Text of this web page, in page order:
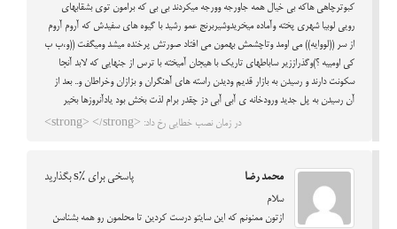
کبوترچاهی هاکه بی خیال همه جاورجه وورجه میکردند بی بی که برامون توی بشقابهای
رویی لوبیا شهری پخته وآماده میخریدوشیربرنج عمو رشید با گیوه های سفیدش که آروم آروم
از سر ((لووایه)) می اومد وتاچشمش بهمون می افتاد صورتش پرخنده میشد ومیگفت ((و،ب ب
کی اومییه ؟)وگذراززیر ساباطهای تاریک با هیجان آمیخته با ترس از جنهایی که لابد آنجا
سکونت دارند و رسیدن به بازار قدیم ودیدن راسته های آهنگران و بزازان وخراطان و.. بعد از
آن رسیدن به پل جدید ورودخانه ی آبی آبی دز چقدر برام لذت بخش بود یادآنروزها بخیر
در زمان نصب خطایی رخ داد: <strong> </strong>
محمد رضا پاسخی برای %s بگذارید
سلام
ازتون ممنونم که این سایتو درست کردین تا محلمون رو همه بشناسن